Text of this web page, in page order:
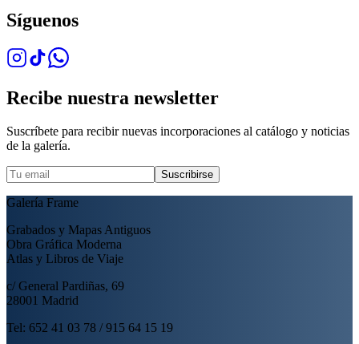
Síguenos
Recibe nuestra newsletter
Suscríbete para recibir nuevas incorporaciones al catálogo y noticias
de la galería.
Suscribirse
Galería Frame
Grabados y Mapas Antiguos
Obra Gráfica Moderna
Atlas y Libros de Viaje
c/ General Pardiñas, 69
28001 Madrid
Tel: 652 41 03 78 / 915 64 15 19